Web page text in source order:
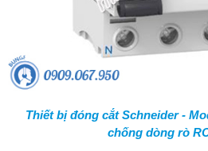
Thiết bị đóng cắt Schneider -
chống dòng rò